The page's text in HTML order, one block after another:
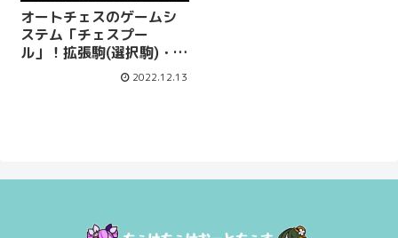
オートチェスのゲームシ
ステム「チェスプー
ル」！拡張駒(選択駒)・標
準駒とは？抑えておくべ
き知識！【オートチェス
2022.12.13